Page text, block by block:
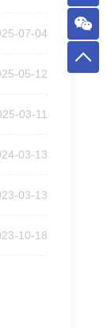
07-04
05-12
03-11
03-13
03-13
10-18